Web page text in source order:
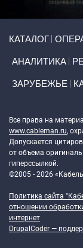
КАТАЛОГ
АНАЛИТИКА
ЗАРУБЕЖЬЕ
Все права на
www.cableman.ru,
Допускается
от объема
гиперссылкой.
©2005 - 2026
Политика сайта
отношении
интернет
DrupalCoder —